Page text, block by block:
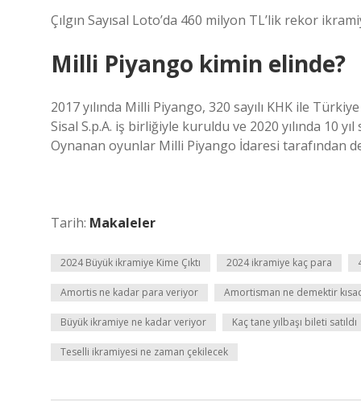
Çılgın Sayısal Loto’da 460 milyon TL’lik rekor
Milli Piyango kimin elinde?
2017 yılında Milli Piyango, 320 sayılı KHK ile
Sisal S.p.A. iş birliğiyle kuruldu ve 2020 yılında 10
Oynanan oyunlar Milli Piyango İdaresi tarafından
Tarih: Makaleler
2024 Büyük ikramiye Kime Çıktı 2024 ikramiye kaç para
Amortis ne kadar para veriyor Amortisman ne demektir
Büyük ikramiye ne kadar veriyor Kaç tane yılbaşı bileti satıldı
Teselli ikramiyesi ne zaman çekilecek